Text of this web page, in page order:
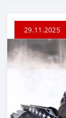
29.11.2025